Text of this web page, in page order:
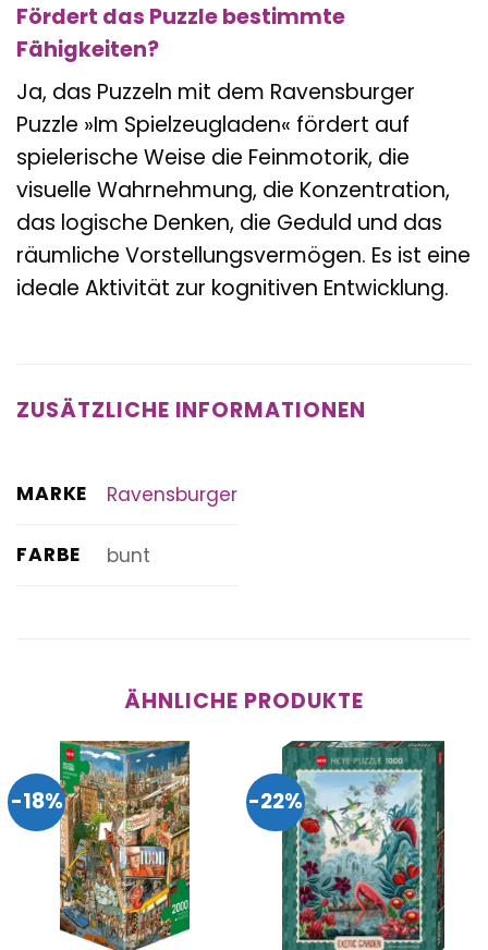
Fördert das Puzzle bestimmte
Fähigkeiten?
Ja, das Puzzeln mit dem Ravensburger
Puzzle »Im Spielzeugladen« fördert auf
spielerische Weise die Feinmotorik, die
visuelle Wahrnehmung, die Konzentration,
das logische Denken, die Geduld und das
räumliche Vorstellungsvermögen. Es ist eine
ideale Aktivität zur kognitiven Entwicklung.
ZUSÄTZLICHE INFORMATIONEN
MARKE Ravensburger
FARBE bunt
ÄHNLICHE PRODUKTE
-18% -22%